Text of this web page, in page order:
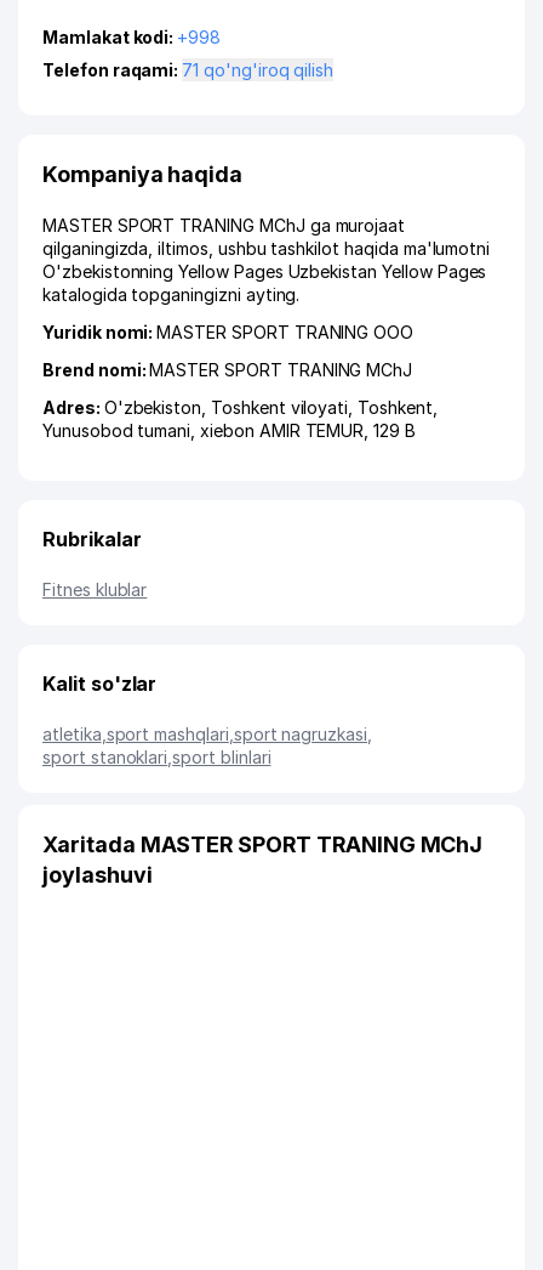
Mamlakat kodi: +998
Telefon raqami:
71 qo'ng'iroq qilish
Kompaniya haqida
MASTER SPORT TRANING MChJ ga murojaat
qilganingizda, iltimos, ushbu tashkilot haqida ma'lumotni
O'zbekistonning Yellow Pages Uzbekistan Yellow Pages
katalogida topganingizni ayting.
Yuridik nomi:MASTER SPORT TRANING ООО
Brend nomi:MASTER SPORT TRANING MChJ
Adres: O'zbekiston, Toshkent viloyati Toshkent
Yunusobod tumani ,xiеbon AMIR TEMUR , 129 B
Rubrikalar
Fitnes klublar
Kalit so'zlar
atletika sport mashqlari sport nagruzkasi
sport stanoklari ,sport blinlari
Xaritada MASTER SPORT TRANING MChJ
joylashuvi